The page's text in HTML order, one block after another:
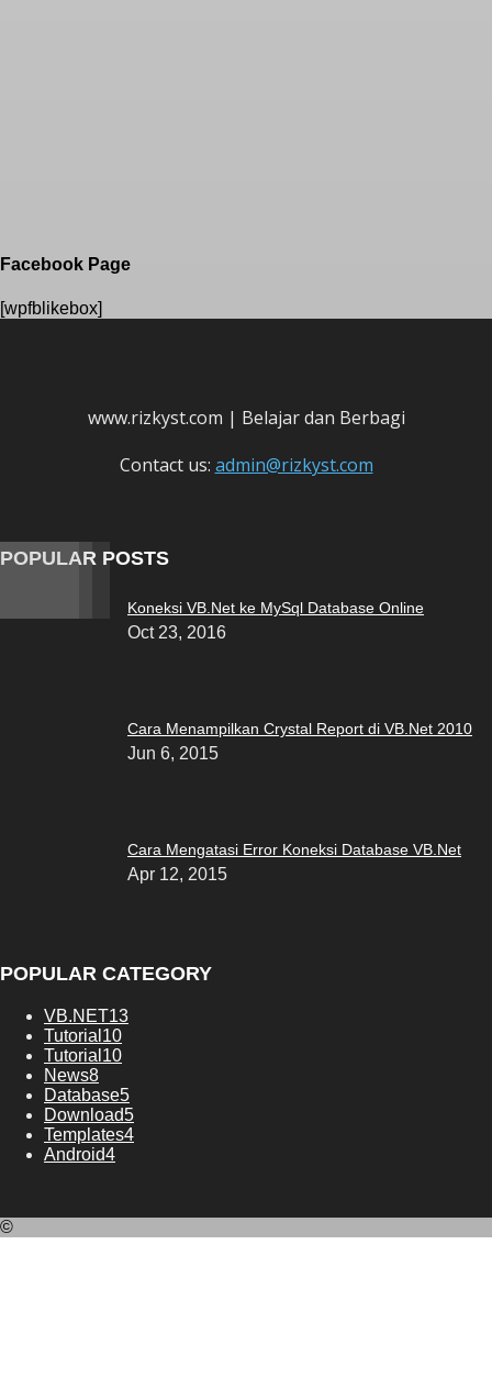
Facebook Page
[wpfblikebox]
www.rizkyst.com | Belajar dan Berbagi
Contact us: admin@rizkyst.com
POPULAR POSTS
Koneksi VB.Net ke MySql Database Online
Oct 23, 2016
Cara Menampilkan Crystal Report di VB.Net 2010
Jun 6, 2015
Cara Mengatasi Error Koneksi Database VB.Net
Apr 12, 2015
POPULAR CATEGORY
VB.NET13
Tutorial 10
Tutorial 10
News8
Database5
Download5
Templates4
Android4
©